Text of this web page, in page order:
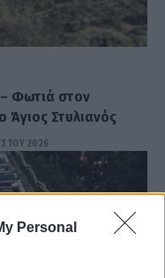
Personal
Φωτιά στον
Άγιος Στυλιανός
2026